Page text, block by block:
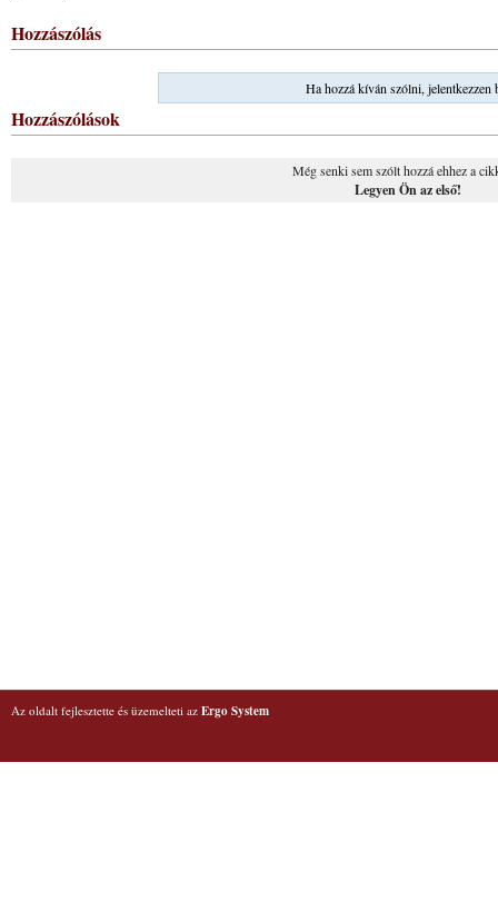
Hozzászólás
Ha hozzá kíván szólni, jelentkezzen
Hozzászólások
Még senki sem szólt hozzá ehhez a
Legyen Ön az első!
Az oldalt fejlesztette és üzemelteti az Ergo System